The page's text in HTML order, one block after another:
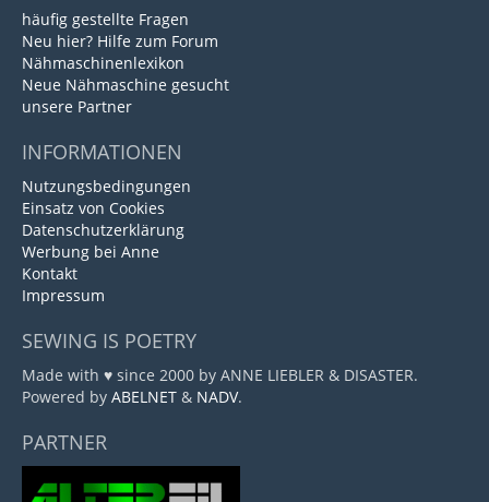
häufig gestellte Fragen
Neu hier? Hilfe zum Forum
Nähmaschinenlexikon
Neue Nähmaschine gesucht
unsere Partner
INFORMATIONEN
Nutzungsbedingungen
Einsatz von Cookies
Datenschutzerklärung
Werbung bei Anne
Kontakt
Impressum
SEWING IS POETRY
Made with ♥ since 2000 by ANNE LIEBLER & DISASTER.
Powered by ABELNET & NADV.
PARTNER